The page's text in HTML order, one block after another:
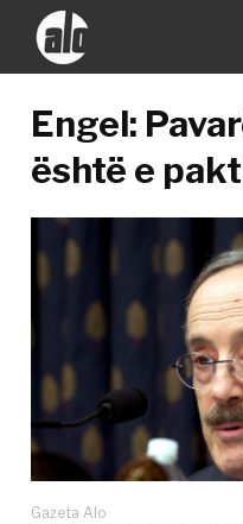
Engel:
është e
Gazeta Alo